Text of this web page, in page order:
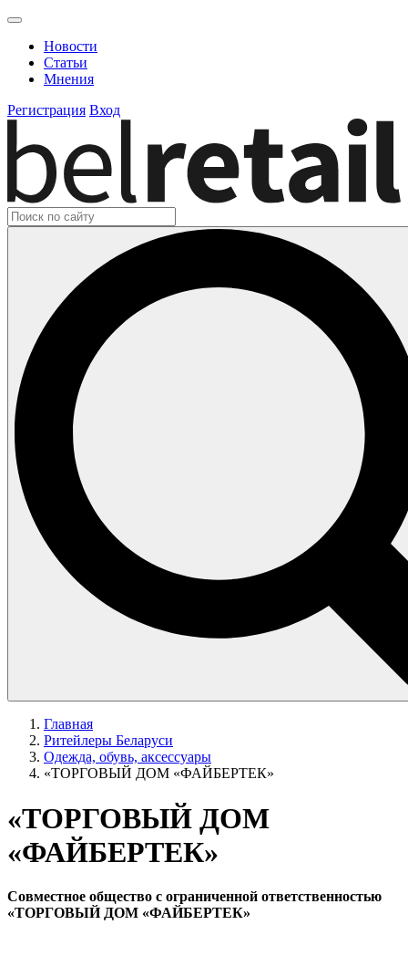
Новости
Статьи
Мнения
Регистрация Вход
Главная
Ритейлеры Беларуси
Одежда, обувь, аксессуары
«ТОРГОВЫЙ ДОМ «ФАЙБЕРТЕК»
«ТОРГОВЫЙ ДОМ
«ФАЙБЕРТЕК»
Совместное общество с ограниченной ответственностью
«ТОРГОВЫЙ ДОМ «ФАЙБЕРТЕК»